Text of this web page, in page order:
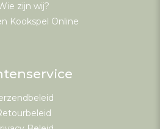
zijn wij?
Kookspel Online